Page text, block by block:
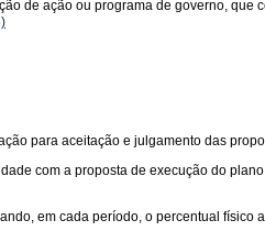
de ação ou programa de governo, que
para aceitação e julgamento das
com a proposta de execução do
em cada período, o percentual físico